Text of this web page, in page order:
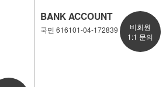
BANK ACCOUNT
국민 616101-04-172839
비회원
1:1 문의